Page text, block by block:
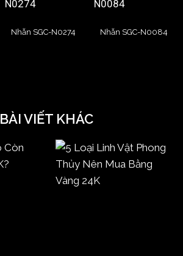
Nhẫn SGC-N0274 Nhẫn SGC-N0084
BÀI VIẾT KHÁC